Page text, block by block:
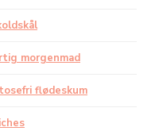
morgenmad
flødeskum